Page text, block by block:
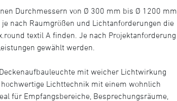
Durchmessern von Ø 300 mm bis Ø 1200 mm.
nach Raumgrößen und Lichtanforderungen die
textil A finden. Je nach Projektanforderung
gewählt werden.
mit weicher Lichtwirkung
Lichttechnik mit einem wohnlich
für Empfangsbereiche, Besprechungsräume,